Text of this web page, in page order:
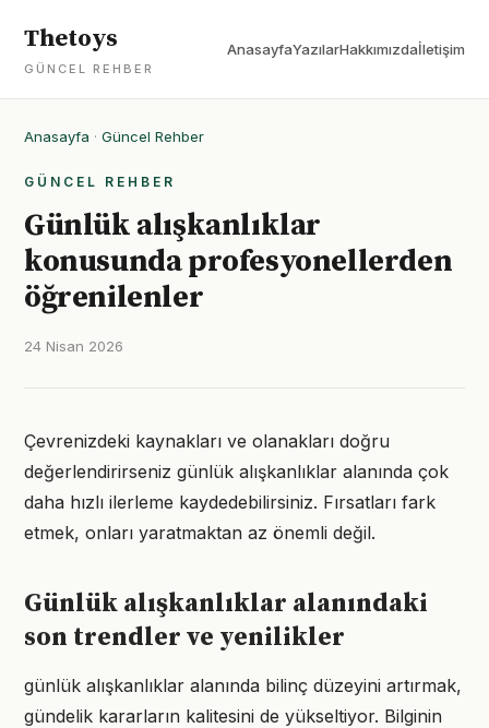
Thetoys
GÜNCEL REHBER
AnasayfaYazılarHakkımızdaİletişim
Anasayfa · Güncel Rehber
GÜNCEL REHBER
Günlük alışkanlıklar
konusunda profesyonellerden
öğrenilenler
24 Nisan 2026
Çevrenizdeki kaynakları ve olanakları doğru
değerlendirirseniz günlük alışkanlıklar alanında çok
daha hızlı ilerleme kaydedebilirsiniz. Fırsatları fark
etmek, onları yaratmaktan az önemli değil.
Günlük alışkanlıklar alanındaki
son trendler ve yenilikler
günlük alışkanlıklar alanında bilinç düzeyini artırmak,
gündelik kararların kalitesini de yükseltiyor. Bilginin